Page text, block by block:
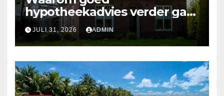
hypotheekadvies verder gaat
dan alleen cijfers
JULI 31, 2026 ADMIN